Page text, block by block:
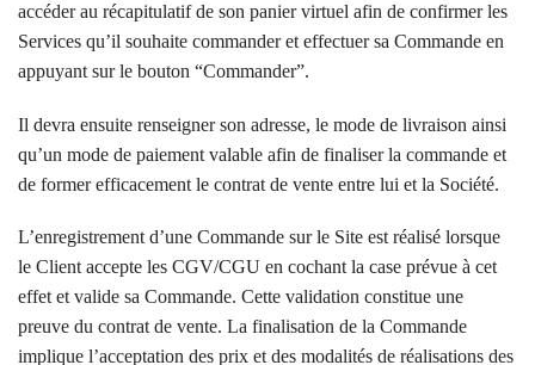
accéder au récapitulatif de son panier virtuel afin de confirmer les
Services qu’il souhaite commander et effectuer sa Commande en
appuyant sur le bouton “Commander”.
Il devra ensuite renseigner son adresse, le mode de livraison ainsi
qu’un mode de paiement valable afin de finaliser la commande et
de former efficacement le contrat de vente entre lui et la Société.
L’enregistrement d’une Commande sur le Site est réalisé lorsque
le Client accepte les CGV/CGU en cochant la case prévue à cet
effet et valide sa Commande. Cette validation constitue une
preuve du contrat de vente. La finalisation de la Commande
implique l’acceptation des prix et des modalités de réalisations des